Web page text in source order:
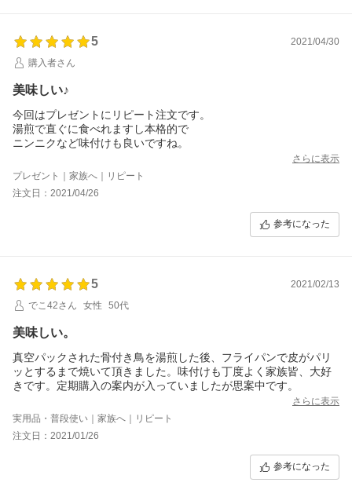
5
2021/04/30
購入者さん
美味しい♪
今回はプレゼントにリピート注文です。
湯煎で直ぐに食べれますし本格的で
ニンニクなど味付けも良いですね。
さらに表示
プレゼント｜家族へ｜リピート
注文日：2021/04/26
参考になった
5
2021/02/13
でこ42さん
女性 50代
美味しい。
真空パックされた骨付き鳥を湯煎した後、フライパンで皮がパリ
ッとするまで焼いて頂きました。味付けも丁度よく家族皆、大好
きです。定期購入の案内が入っていましたが思案中です。
さらに表示
実用品・普段使い｜家族へ｜リピート
注文日：2021/01/26
参考になった